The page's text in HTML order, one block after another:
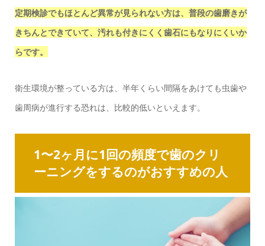
定期検診でもほとんど異常が見られない方は、普段の歯磨きが
きちんとできていて、汚れも付きにくく歯石にもなりにくいか
らです。
衛生環境が整っている方は、半年くらい間隔をあけても虫歯や
歯周病が進行する恐れは、比較的低いといえます。
1〜2ヶ月に1回の頻度で歯のクリ
ーニングをするのがおすすめの人